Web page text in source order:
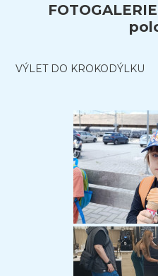
VÝLET DO KROKODÝLKU